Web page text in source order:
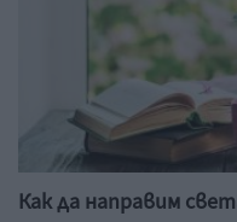
Как да направим